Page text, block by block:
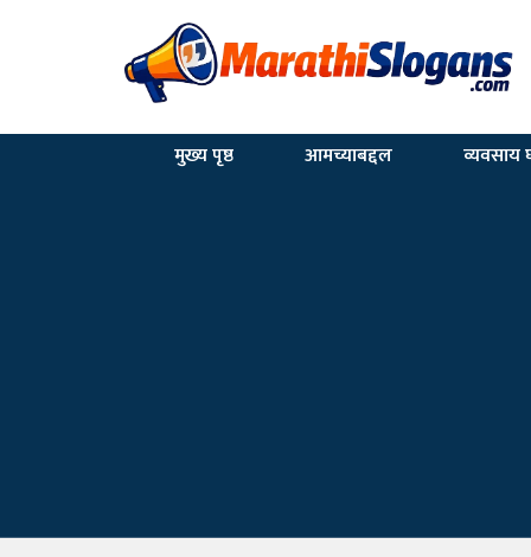
मुख्य पृष्ठ आमच्याबद्दल व्यवसाय